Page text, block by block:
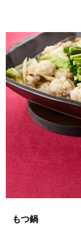
もつ鍋